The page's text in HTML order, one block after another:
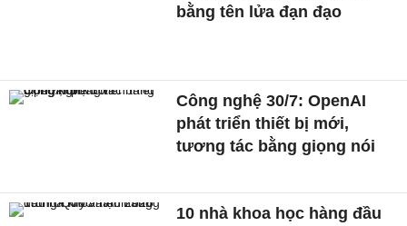
bằng tên lửa đạn đạo
Công nghệ 30/7: OpenAI
phát triển thiết bị mới,
tương tác bằng giọng nói
10 nhà khoa học hàng đầu